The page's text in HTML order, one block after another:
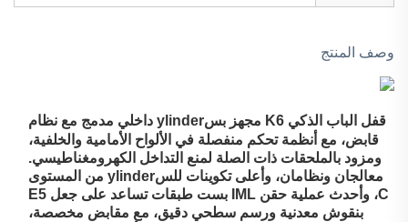
وصف المنتج
قفل الباب الذكي K6
مجهز بسylinder داخلي مدمج مع نظام
قابض، مع أنظمة تحكم منفصلة في الألواح الأمامية والخلفية،
ومزود بالملحقات ذات الصلة لمنع التداخل الكهرومغناطيسي.
معالجان ونظامان، وأعلى تكوينات للسylinder من المستوى
C، وأحدث عملية حقن IML بست طبقات تساعد على جعل E5
بنقوش معدنية ورسم سطحي دقيق، مع مقابض مخصصة،